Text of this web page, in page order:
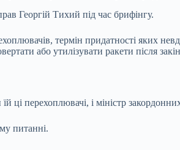
Георгій Тихий під час брифінгу.
термін придатності яких
або утилізувати ракети після
ці перехоплювачі, і міністр
питанні.